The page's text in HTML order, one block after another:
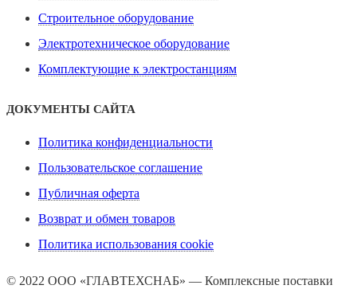
Строительное оборудование
Электротехническое оборудование
Комплектующие к электростанциям
ДОКУМЕНТЫ САЙТА
Политика конфиденциальности
Пользовательское соглашение
Публичная оферта
Возврат и обмен товаров
Политика использования cookie
© 2022 ООО «ГЛАВТЕХСНАБ» — Комплексные поставки